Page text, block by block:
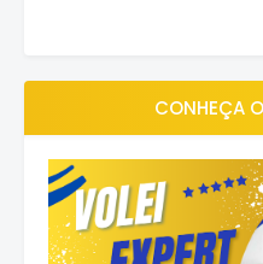
CONHEÇA